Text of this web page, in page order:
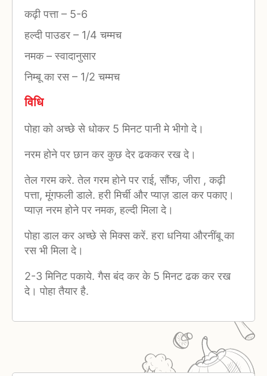
कढ़ी पत्ता– 5-6
हल्दी पाउडर – 1/4 चम्मच
नमक–स्वादानुसार
निम्बू का रस– 1/2 चम्मच
विधि
पोहा को अच्छे से धोकर 5 मिनट पानी मे भीगो दे।
नरम होने पर छान कर कुछ देर ढककर रख दे।
तेल गरम करे. तेल गरम होने पर राई, सौंफ, जीरा , कढ़ी
पत्ता, मूंगफली डाले. हरी मिर्ची और प्याज़ डाल कर पकाए।
प्याज़ नरम होने पर नमक, हल्दी मिला दे।
पोहा डाल कर अच्छे से मिक्स करें. हरा धनिया औरनींबू का
रस भी मिला दे।
2-3 मिनिट पकाये. गैस बंद कर के 5 मिनट ढक कर रख
दे। पोहा तैयार है.